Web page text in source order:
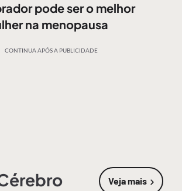
pode ser o melhor
na menopausa
CONTINUA APÓS A PUBLICIDADE
Veja mais
sobre